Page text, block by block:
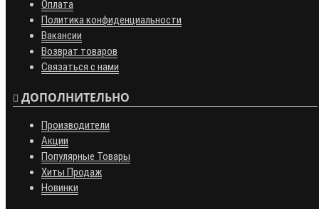
Оплата
Политика конфиденциальности
Вакансии
Возврат товаров
Связаться с нами
ДОПОЛНИТЕЛЬНО
Производители
Акции
Популярные Товары
Хиты Продаж
Новинки